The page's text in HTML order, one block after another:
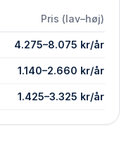
Pris (lav–høj)
4.275–8.075 kr/år
1.140–2.660 kr/år
1.425–3.325 kr/år